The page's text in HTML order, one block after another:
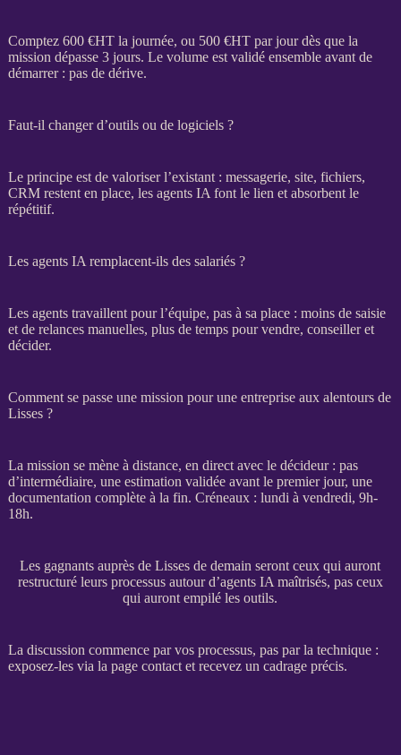
Comptez 600 €HTla journée, ou 500 €HTpar jour dès que la
mission dépasse 3 jours. Le volume est validé ensemble avant de
démarrer : pas de dérive.
Faut-il changer d’outils ou de logiciels ?
Le principe est de valoriser l’existant : messagerie, site, fichiers,
CRMrestent en place, les agents IA font le lien et absorbent le
répétitif.
Les agents IA remplacent-ils des salariés ?
Les agentstravaillent pour l’équipe, pas à sa place : moins de saisie
et de relancesmanuelles, plus de temps pour vendre, conseiller et
décider.
Comment se passe une mission pour une entreprise aux alentours de
Lisses ?
La mission se mène à distance, en direct avec le décideur : pas
d’intermédiaire, une estimation validée avant le premier jour, une
documentation complète à la fin. Créneaux : lundi à vendredi, 9h-
18h.
Les gagnants auprès de Lisses de demain seront ceux qui auront
restructuré leurs processus autour d’agents IA maîtrisés, pas ceux
qui auront empilé les outils.
La discussion commence par vos processus, pas par la technique :
exposez-les via la page contactet recevez un cadrageprécis.